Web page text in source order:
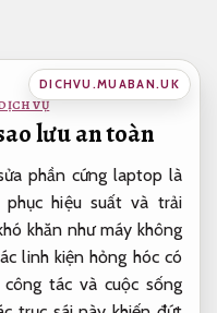
DICHVU.MUABAN.UK
VỤ
lưu an toàn
phần cứng laptop là
hiệu suất và trải
khăn như máy không
linh kiện hỏng hóc có
tác và cuộc sống